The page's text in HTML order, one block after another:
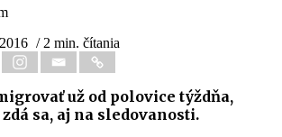
/ 2 min. čítania
už od polovice týždňa,
sa, aj na sledovanosti.